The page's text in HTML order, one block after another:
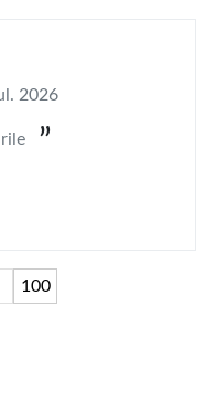
2026
100